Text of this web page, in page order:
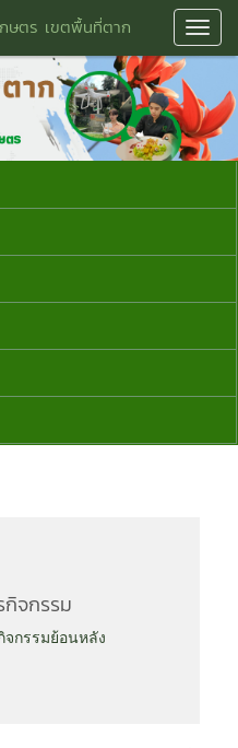
กษตร เขตพื้นที่ตาก
กิจกรรม
จกรรมย้อนหลัง